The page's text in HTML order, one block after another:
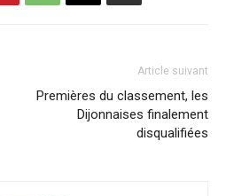
Article suivant
Premières du classement, les
Dijonnaises finalement
disqualifiées